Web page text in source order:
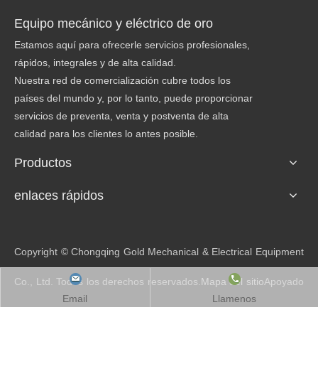
Equipo mecánico y eléctrico de oro
Estamos aquí para ofrecerle servicios profesionales,
rápidos, integrales y de alta calidad.
Nuestra red de comercialización cubre todos los
países del mundo y, por lo tanto, puede proporcionar
servicios de preventa, venta y postventa de alta
calidad para los clientes lo antes posible.
Productos
enlaces rápidos
Copyright © Chongqing Gold Mechanical & Electrical Equipment
Co., Ltd. Todos los derechos reservados. Mapa del sitioApoyado
Email Llamenos